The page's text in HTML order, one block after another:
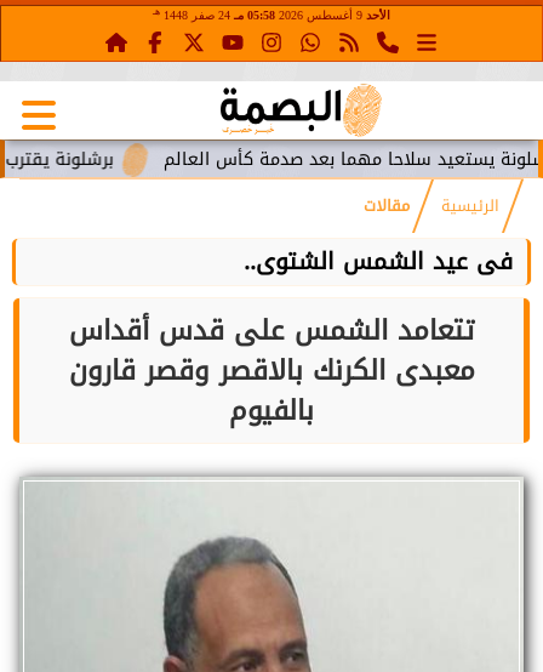
الأحد 05:58 مـ 24 صفر 1448 هـ
برشلونة يقترب من استعادة سلاحا مهما بعد صدمة كأس العالم
الرئيسية مقالات
فى عيد الشمس الشتوى..
تتعامد الشمس على قدس أقداس
معبدى الكرنك بالاقصر وقصر قارون
بالفيوم